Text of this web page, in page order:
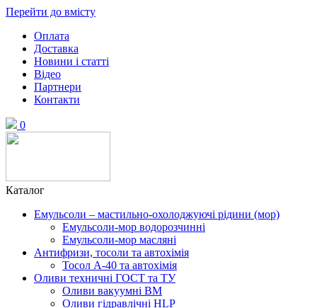
Перейти до вмісту
Оплата
Доставка
Новини і статті
Відео
Партнери
Контакти
0
Каталог
Емульсоли – мастильно-охолоджуючі рідини (мор)
Емульсоли-мор водорозчинні
Емульсоли-мор масляні
Антифризи, тосоли та автохімія
Тосол А-40 та автохімія
Оливи техничні ГОСТ та ТУ
Оливи вакуумні ВМ
Оливи гідравлічні HLP